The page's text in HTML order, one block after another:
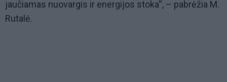
jaučiamas nuovargis ir energijos stoka“, – pabrėžia M.
Rutalė.